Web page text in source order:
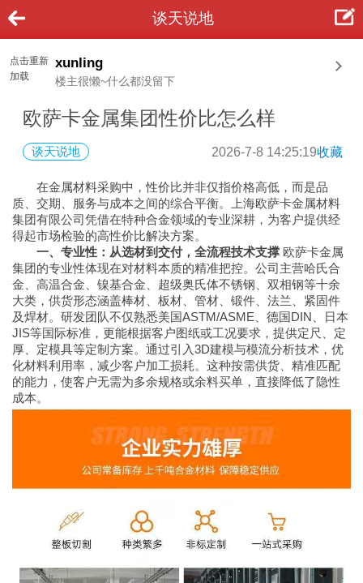
谈天说地
点击重新
加载
xunling
楼主很懒~什么都没留下
欧萨卡金属集团性价比怎么样
谈天说地 2026-7-8 14:25:19收藏
在金属材料采购中，性价比并非仅指价格高低，而是品
质、交期、服务与成本之间的综合平衡。上海欧萨卡金属材料
集团有限公司凭借在特种合金领域的专业深耕，为客户提供经
得起市场检验的高性价比解决方案。
一、专业性：从选材到交付，全流程技术支撑 欧萨卡金属
集团的专业性体现在对材料本质的精准把控。公司主营哈氏合
金、高温合金、镍基合金、超级奥氏体不锈钢、双相钢等十余
大类，供货形态涵盖棒材、板材、管材、锻件、法兰、紧固件
及焊材。研发团队不仅熟悉美国ASTM/ASME、德国DIN、日本
JIS等国际标准，更能根据客户图纸或工况要求，提供定尺、定
厚、定模具等定制方案。通过引入3D建模与模流分析技术，优
化材料利用率，减少客户加工损耗。这种按需供货、精准匹配
的能力，使客户无需为多余规格或余料买单，直接降低了隐性
成本。